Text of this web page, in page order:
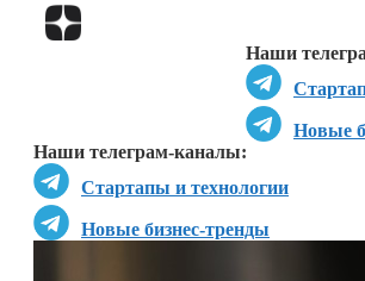
Наши
Новые
Наши телеграм-каналы:
Стартапы и технологии
Новые бизнес-тренды